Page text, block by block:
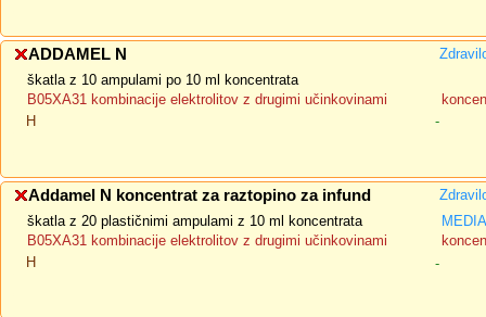
ADDAMEL N
škatla z 10 ampulami po 10 ml koncentrata
B05XA31 kombinacije elektrolitov z drugimi učinkovinami
H
-
Addamel N koncentrat za raztopino za infund
škatla z 20 plastičnimi ampulami z 10 ml koncentrata
B05XA31 kombinacije elektrolitov z drugimi učinkovinami
H
-